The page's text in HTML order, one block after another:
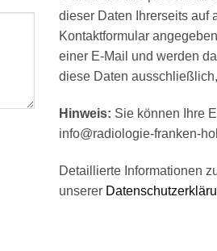
dieser Daten Ihrerseits auf
Kontaktformular
einer E-Mail und werden
diese Daten
Hinweis: Sie können Ihre
info@radiologie-franken-
Detaillierte Informationen
unserer